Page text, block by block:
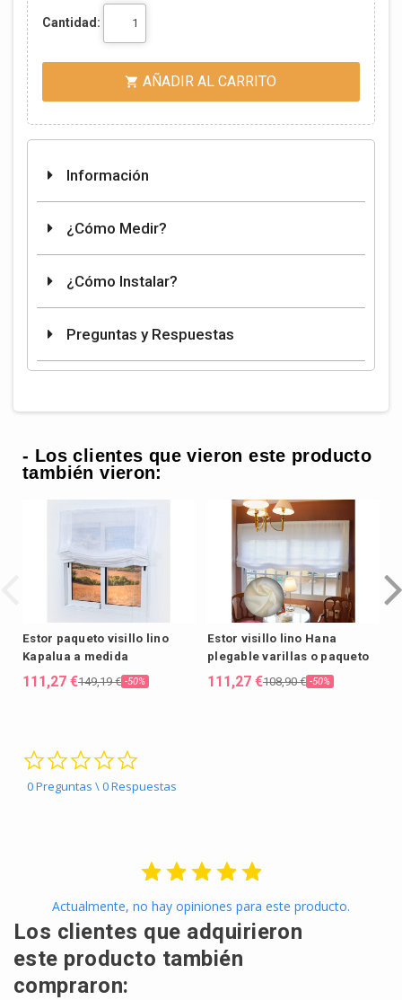
Cantidad:
 AÑADIR AL CARRITO
Información
¿Cómo Medir?
¿Cómo Instalar?
Preguntas y Respuestas
- Los clientes que vieron este producto
también vieron:
Estor paqueto visillo lino
Kapalua a medida
111,27 €149,19 € -50%
Estor visillo lino Hana
plegable varillas o paqueto
111,27 €108,90 € -50%
0 Preguntas \ 0 Respuestas
Actualmente, no hay opiniones para este producto.
Los clientes que adquirieron
este producto también
compraron: